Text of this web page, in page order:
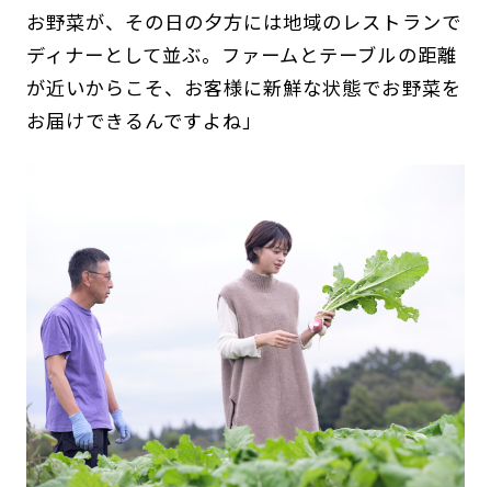
お野菜が、その日の夕方には地域のレストランで
ディナーとして並ぶ。ファームとテーブルの距離
が近いからこそ、お客様に新鮮な状態でお野菜を
お届けできるんですよね」